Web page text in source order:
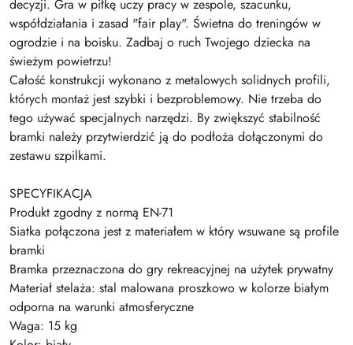
decyzji. Gra w piłkę uczy pracy w zespole, szacunku,
współdziałania i zasad "fair play". Świetna do treningów w
ogrodzie i na boisku. Zadbaj o ruch Twojego dziecka na
świeżym powietrzu!
Całość konstrukcji wykonano z metalowych solidnych profili,
których montaż jest szybki i bezproblemowy. Nie trzeba do
tego używać specjalnych narzędzi. By zwiększyć stabilność
bramki należy przytwierdzić ją do podłoża dołączonymi do
zestawu szpilkami.
SPECYFIKACJA
Produkt zgodny z normą EN-71
Siatka połączona jest z materiałem w który wsuwane są profile
bramki
Bramka przeznaczona do gry rekreacyjnej na użytek prywatny
Materiał stelaża: stal malowana proszkowo w kolorze białym
odporna na warunki atmosferyczne
Waga: 15 kg